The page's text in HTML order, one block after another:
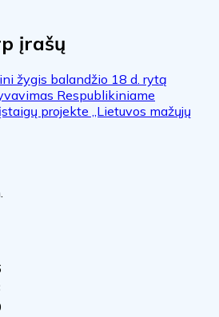
įrašų
žygis balandžio 18 d. rytą
Respublikiniame
projekte „Lietuvos mažųjų